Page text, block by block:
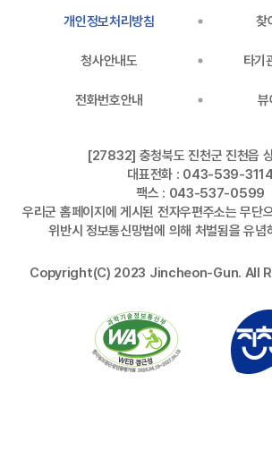
개인정보처리방침 찾
청사안내도 타기
전화번호안내 뷰
[27832] 충청북도 진천군 진천읍
대표전화 : 043-539-3114
팩스 : 043-537-0599
우리군 홈페이지에 게시된 전자우편주소는 무단
위반시 정보통신망법에 의해 처벌됨을 유념
Copyright(C) 2023 Jincheon-Gun. All